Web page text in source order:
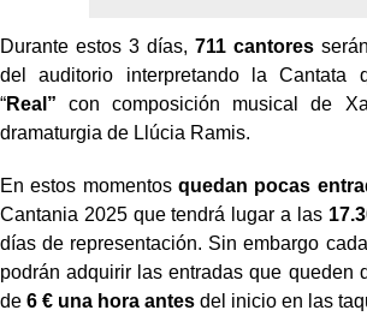
Durante estos 3 días, 711 cantores
del auditorio interpretando la Cantata
“Real” con composición musical de
dramaturgia de Llúcia Ramis.
En estos momentosquedan pocas
Cantania 2025 que tendrá lugar a las
días de representación. Sin embargo
podrán adquirir las entradas que queden
de 6 € una hora antes del inicio en las